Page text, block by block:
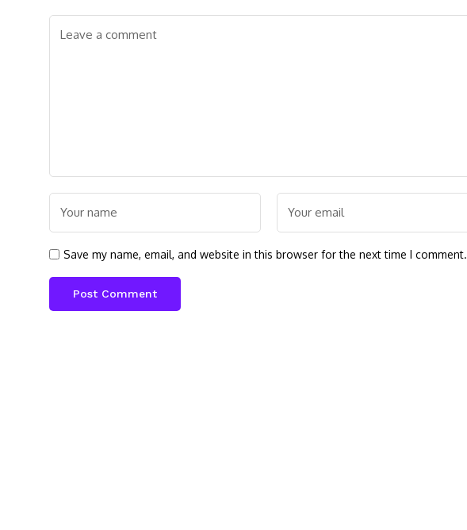
Save my name, email, and website in this browser for the next time I comment.